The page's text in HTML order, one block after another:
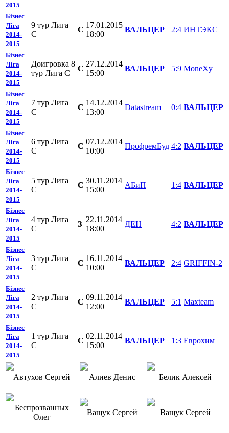
2015
Бізнес
Ліга
2014-
2015
9 тур Лига
С
C
17.01.2015
18:00
ВАЛЬЦЕР 2:4 ИНТЭКС
Бізнес
Ліга
2014-
2015
Доигровка 8
тур Лига С
C
27.12.2014
15:00
ВАЛЬЦЕР 5:9 MoneXy
Бізнес
Ліга
2014-
2015
7 тур Лига
С
C
14.12.2014
13:00
Datastream 0:4 ВАЛЬЦЕР
Бізнес
Ліга
2014-
2015
6 тур Лига
С
C
07.12.2014
10:00
ПрофремБуд 4:2 ВАЛЬЦЕР
Бізнес
Ліга
2014-
2015
5 тур Лига
С
C
30.11.2014
15:00
АБиП 1:4 ВАЛЬЦЕР
Бізнес
Ліга
2014-
2015
4 тур Лига
С
З
22.11.2014
18:00
ДЕН 4:2 ВАЛЬЦЕР
Бізнес
Ліга
2014-
2015
3 тур Лига
С
C
16.11.2014
10:00
ВАЛЬЦЕР 2:4 GRIFFIN-2
Бізнес
Ліга
2014-
2015
2 тур Лига
С
C
09.11.2014
12:00
ВАЛЬЦЕР 5:1 Mаxteam
Бізнес
Ліга
2014-
2015
1 тур Лига
C
C
02.11.2014
15:00
ВАЛЬЦЕР 1:3 Еврохим
Автухов Сергей Алиев Денис Белик Алексей
Беспрозванных
Олег
Ващук Сергей Ващук Сергей